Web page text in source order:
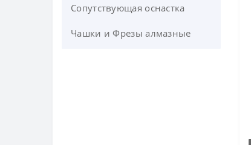
фреза для мягких металов
О-образная спиральная
Сопутствующая оснастка
Чашки и Фрезы алмазные